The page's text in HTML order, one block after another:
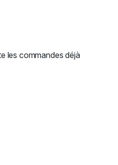
les commandes déjà